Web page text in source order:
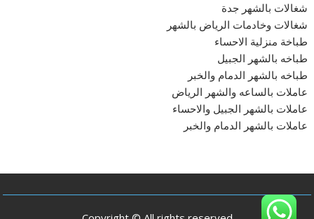
شغالات بالشهر جدة
شغالات وخادمات الرياض بالشهر
طباخة منزلية الاحساء
طباخه بالشهر الجبيل
طباخه بالشهر الدمام والخبر
عاملات بالساعه والشهر الرياض
عاملات بالشهر الجبيل والاحساء
عاملات بالشهر الدمام والخبر